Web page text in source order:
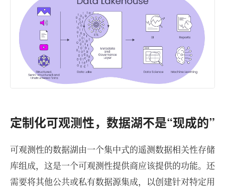
定制化可观测性，数据湖不是“现成的”
可观测性的数据湖由一个集中式的遥测数据相关性存储
库组成，这是一个可观测性提供商应该提供的功能。还
需要将其他公共或私有数据源集成，以创建针对特定用